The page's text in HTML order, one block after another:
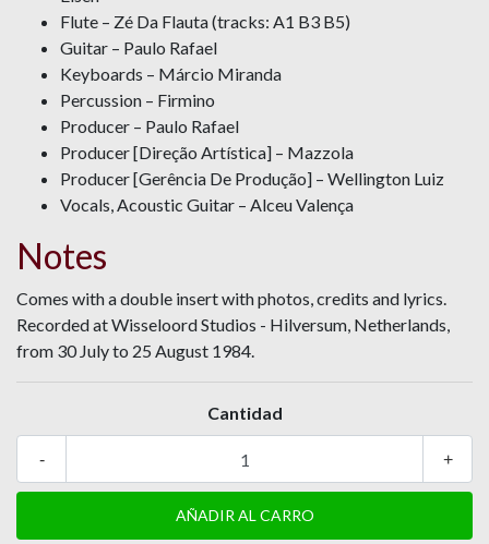
Flute – Zé Da Flauta (tracks: A1 B3 B5)
Guitar – Paulo Rafael
Keyboards – Márcio Miranda
Percussion – Firmino
Producer – Paulo Rafael
Producer [Direção Artística] – Mazzola
Producer [Gerência De Produção] – Wellington Luiz
Vocals, Acoustic Guitar – Alceu Valença
Notes
Comes with a double insert with photos, credits and lyrics.
Recorded at Wisseloord Studios - Hilversum, Netherlands,
from 30 July to 25 August 1984.
Cantidad
+
-